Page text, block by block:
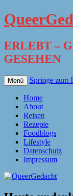
ERLEBT –
GESEHEN
Menü Springe zum
Home
About
Reisen
Rezepte
Foodblogs
Lifestyle
Datenschutz
Impressum